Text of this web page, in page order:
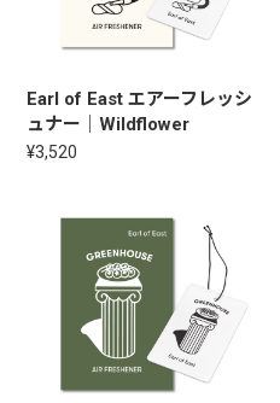
Earl of East エアーフレッシ
ュナー｜Wildflower
¥3,520